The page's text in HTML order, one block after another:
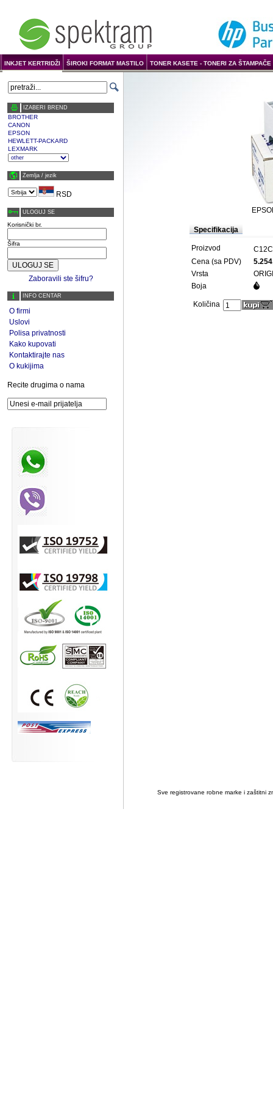
INKJET KERTRIDŽI ŠIROKI FORMAT MASTILO TONER KASETE - TONERI ZA
IZABERI BREND
BROTHER
CANON
EPSON
HEWLETT-PACKARD
LEXMARK
Zemlja / јezik
RSD
ULOGUJ SE
Korisnički br.
Šifra
Zaboravili ste šifru?
INFO CENTAR
O firmi
Uslovi
Polisa privatnosti
Kako kupovati
Kontaktirajte nas
O kukijima
Recite drugima o nama
Specifikacija
Proizvod
Cena (sa PDV)
Vrsta
Boja
Količina
Sve registrovane robne marke i zaštitni